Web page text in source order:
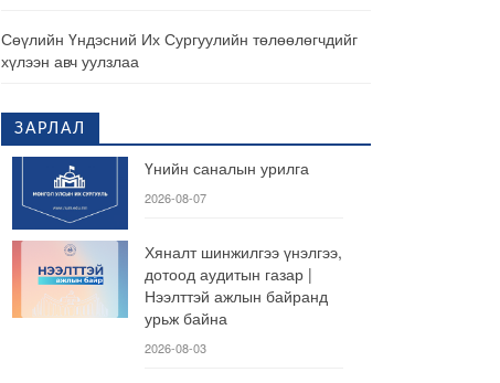
Сөүлийн Үндэсний Их Сургуулийн төлөөлөгчдийг
хүлээн авч уулзлаа
ЗАРЛАЛ
Үнийн саналын урилга
2026-08-07
Хяналт шинжилгээ үнэлгээ,
дотоод аудитын газар |
Нээлттэй ажлын байранд
урьж байна
2026-08-03